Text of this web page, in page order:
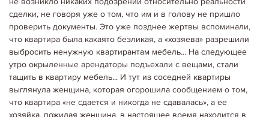
сделки, не говоря уже о том, что им и в голову не пришло
проверить документы. Это уже позднее жертвы вспоминали,
что квартира была какаято безликая, а «хозяева» разрешили
выбросить ненужную квартирантам мебель... На следующее
утро окрыленные арендаторы подъехали с вещами, стали
тащить в квартиру мебель... И тут из соседней квартиры
выглянула женщина, которая огорошила сообщением о том,
что квартира «не сдается и никогда не сдавалась», а ее
06.05.2020 Корисне щодо оренди
КОМУ ПРЕДПОЧИТАЮТ СДАВАТЬ КВАРТИРЫ
Кому же хозяева предпочитают сдавать квартиры? Здесь угадать
может попасть абсолютно любой арендатор. Поэтому не только хозяин
ищет «своего»…
Детальніше...